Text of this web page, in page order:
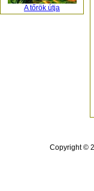
A tőrök útja
Copyright ©